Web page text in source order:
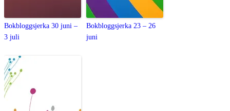
Bokbloggsjerka 30 juni –
3 juli
Bokbloggsjerka 23 – 26
juni